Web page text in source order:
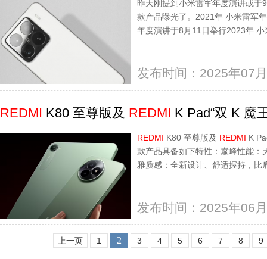
昨天刚提到小米雷军年度演讲或
款产品曝光了。2021年 小米雷军
年度演讲于8月11日举行2023年
发布时间：2025年07
REDMI K80 至尊版及 REDMI K Pad“双 K 魔
REDMI K80 至尊版及 REDMI K
款产品具备如下特性：巅峰性能：
雅质感：全新设计、舒适握持，比
发布时间：2025年06
上一页 1 2 3 4 5 6 7 8 9